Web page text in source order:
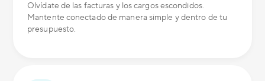
Olvídate de las facturas y los cargos escondidos.
Mantente conectado de manera simple y dentro de tu
presupuesto.